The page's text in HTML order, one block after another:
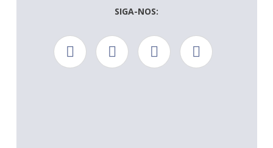
SIGA-NOS: